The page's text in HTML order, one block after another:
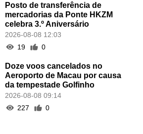
Posto de transferência de
mercadorias da Ponte HKZM
celebra 3.º Aniversário
2026-08-08 12:03
19
0
Doze voos cancelados no
Aeroporto de Macau por causa
da tempestade Golfinho
2026-08-08 09:14
227
0